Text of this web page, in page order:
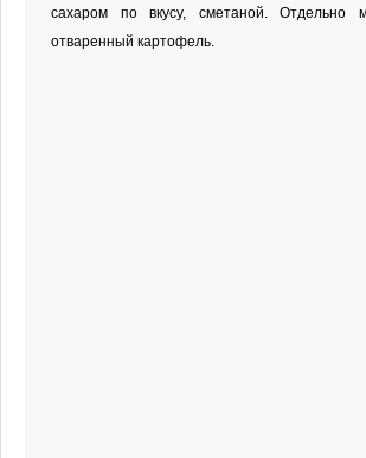
сахаром по вкусу, сметаной. Отдельно
отваренный картофель.